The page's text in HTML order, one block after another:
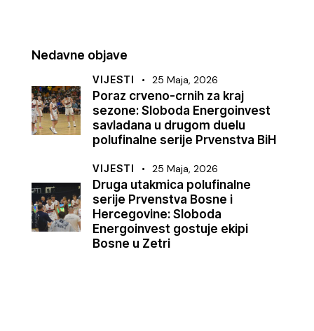
Nedavne objave
VIJESTI 25 Maja, 2026
Poraz crveno-crnih za kraj
sezone: Sloboda Energoinvest
savladana u drugom duelu
polufinalne serije Prvenstva BiH
VIJESTI 25 Maja, 2026
Druga utakmica polufinalne
serije Prvenstva Bosne i
Hercegovine: Sloboda
Energoinvest gostuje ekipi
Bosne u Zetri